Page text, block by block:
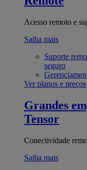
Acesso remoto e
Saiba mais
Suporte
seguro
Ver planos e preços
Grandes
Tensor
Conectividade
Saiba mais